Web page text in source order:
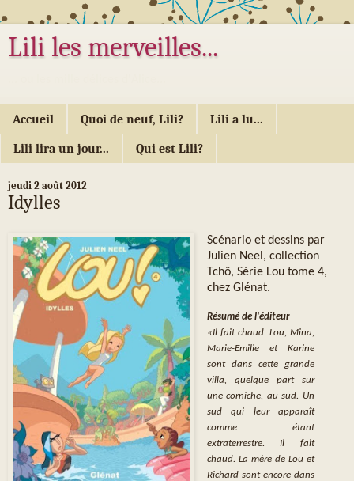
Lili les merveilles...
Accueil Quoi de neuf, Lili? Lili a lu...
Lili lira un jour... Qui est Lili?
jeudi 2 août 2012
Idylles
Scénario et dessins par
Julien Neel, collection
Tchô, Série Lou tome 4,
chez Glénat.
Résumé de l'éditeur
«Il fait chaud. Lou, Mina,
Marie-Emilie et Karine
sont dans cette grande
villa, quelque part sur
une corniche, au sud. Un
sud qui leur apparaît
comme étant
extraterrestre. Il fait
chaud. La mère de Lou et
Richard sont encore dans